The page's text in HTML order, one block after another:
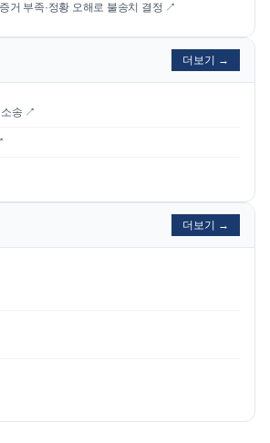
거 부족·정황 오해로 불송치 결정 ↗
더보기 →
소송 ↗
더보기 →